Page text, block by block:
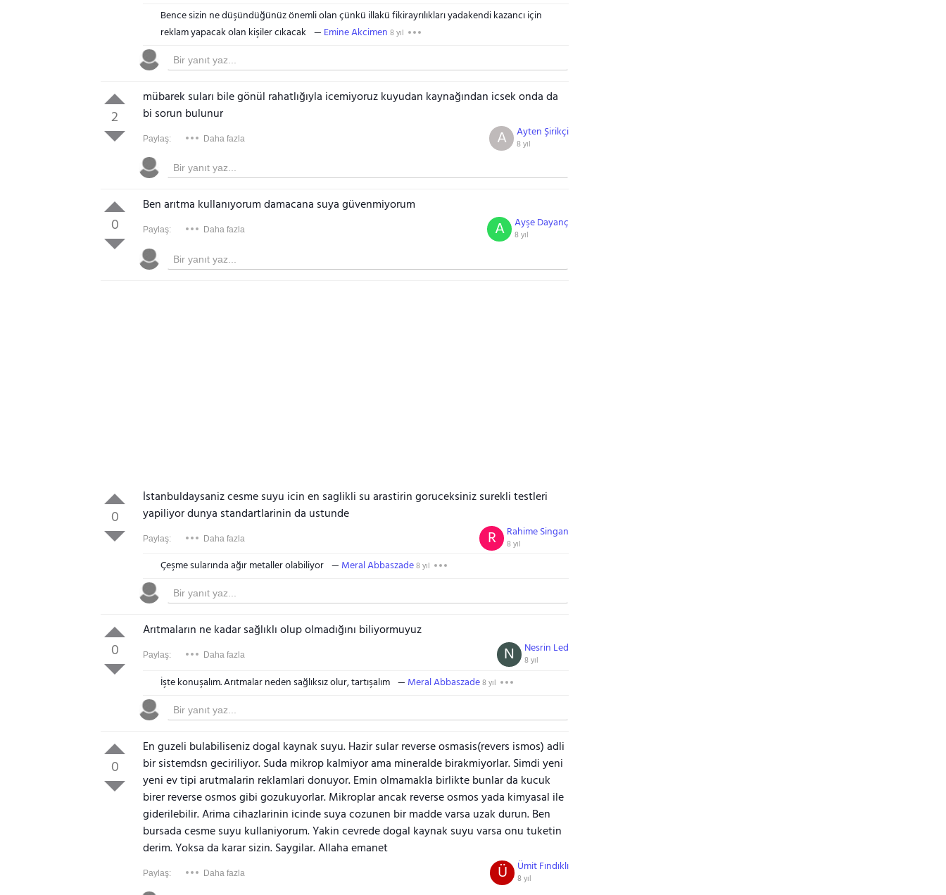
Bence sizin ne düşündüğünüz önemli olan çünkü illakü fikirayrılıkları yadakendi kazancı için
reklam yapacak olan kişiler cıkacak
Emine Akcimen 8 yıl
2
mübarek suları bile gönül rahatlığıyla icemiyoruz kuyudan kaynağından icsek onda da
bi sorun bulunur
Paylaş: Daha fazla Ayten Şirikçi
8 yıl
A
0
Ben arıtma kullanıyorum damacana suya güvenmiyorum
Paylaş: Daha fazla Ayşe Dayanç
8 yıl
A
0
İstanbuldaysaniz cesme suyu icin en saglikli su arastirin goruceksiniz surekli testleri
yapiliyor dunya standartlarinin da ustunde
Paylaş: Daha fazla Rahime Singan
8 yıl
R
Çeşme sularında ağır metaller olabiliyor Meral Abbaszade8 yıl
0
Arıtmaların ne kadar sağlıklı olup olmadığını biliyormuyuz
Paylaş: Daha fazla Nesrin Led
8 yıl
N
İşte konuşalım. Arıtmalar neden sağlıksız olur, tartışalım Meral Abbaszade8 yıl
0
En guzeli bulabiliseniz dogal kaynak suyu. Hazir sular reverse osmasis(revers ismos) adli
bir sistemdsn geciriliyor. Suda mikrop kalmiyor ama mineralde birakmiyorlar. Simdi yeni
yeni ev tipi arutmalarin reklamlari donuyor. Emin olmamakla birlikte bunlar da kucuk
birer reverse osmos gibi gozukuyorlar. Mikroplar ancak reverse osmos yada kimyasal ile
giderilebilir. Arima cihazlarinin icinde suya cozunen bir madde varsa uzak durun. Ben
bursada cesme suyu kullaniyorum. Yakin cevrede dogal kaynak suyu varsa onu tuketin
derim. Yoksa da karar sizin. Saygilar. Allaha emanet
Paylaş: Daha fazla Ümit Fındıklı
8 yıl
Ü